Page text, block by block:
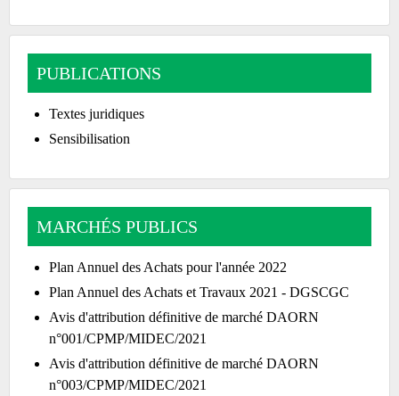
PUBLICATIONS
Textes juridiques
Sensibilisation
MARCHÉS PUBLICS
Plan Annuel des Achats pour l'année 2022
Plan Annuel des Achats et Travaux 2021 - DGSCGC
Avis d'attribution définitive de marché DAORN
n°001/CPMP/MIDEC/2021
Avis d'attribution définitive de marché DAORN
n°003/CPMP/MIDEC/2021